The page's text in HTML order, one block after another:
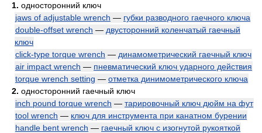
1. односторонний ключ
jaws of adjustable wrench — губки разводного гаечного ключа
double-offset wrench — двусторонний коленчатый гаечный
ключ
click-type torque wrench — динамометрический гаечный ключ
air impact wrench — пневматический ключ ударного действия
torque wrench setting — отметка динимометрического ключа
2. односторонний гаечный ключ
inch pound torque wrench — тарировочный ключ дюйм на фут
tool wrench — ключ для инструмента при канатном бурении
handle bent wrench — гаечный ключ с изогнутой рукояткой